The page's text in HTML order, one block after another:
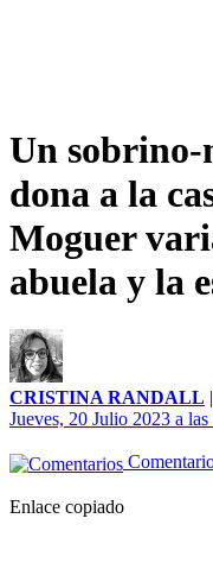
Un sobrino-
dona a la
Moguer
abuela y la
CRISTINA RANDALL |
Jueves, 20 Julio 2023 a
Enlace copiado